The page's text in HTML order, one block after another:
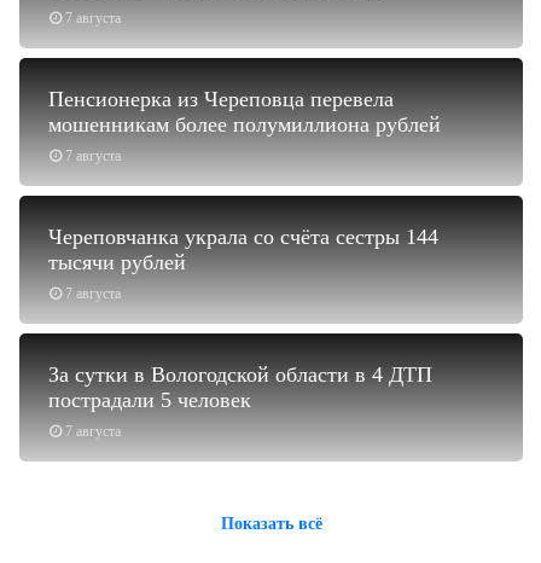
7 августа
7 августа
Пенсионерка из Череповца перевела
мошенникам более полумиллиона рублей
7 августа
Череповчанка украла со счёта сестры 144
тысячи рублей
7 августа
За сутки в Вологодской области в 4 ДТП
пострадали 5 человек
Показать всё